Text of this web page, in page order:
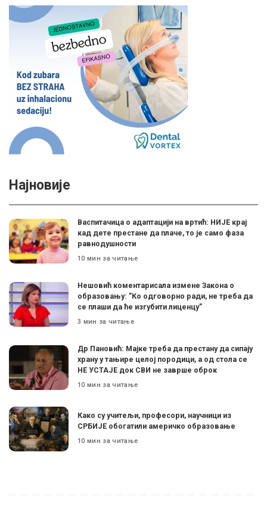
Најновије
Васпитачица о адаптацији на вртић: НИЈЕ крај
кад дете престане да плаче, то је само фаза
равнодушности
10 мин за читање
Нешовић коментарисала измене Закона о
образовању: ”Ко одговорно ради, не треба да
се плаши да ће изгубити лиценцу”
3 мин за читање
Др Пановић: Мајке треба да престану да сипају
храну у тањире целој породици, а од стола се
НЕ УСТАЈЕ док СВИ не заврше оброк
10 мин за читање
Како су учитељи, професори, научници из
СРБИЈЕ обогатили америчко образовање
10 мин за читање